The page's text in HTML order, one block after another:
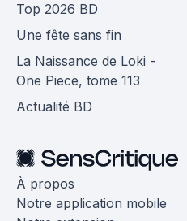
Top 2026 BD
Une fête sans fin
La Naissance de Loki -
One Piece, tome 113
Actualité BD
À propos
Notre application mobile